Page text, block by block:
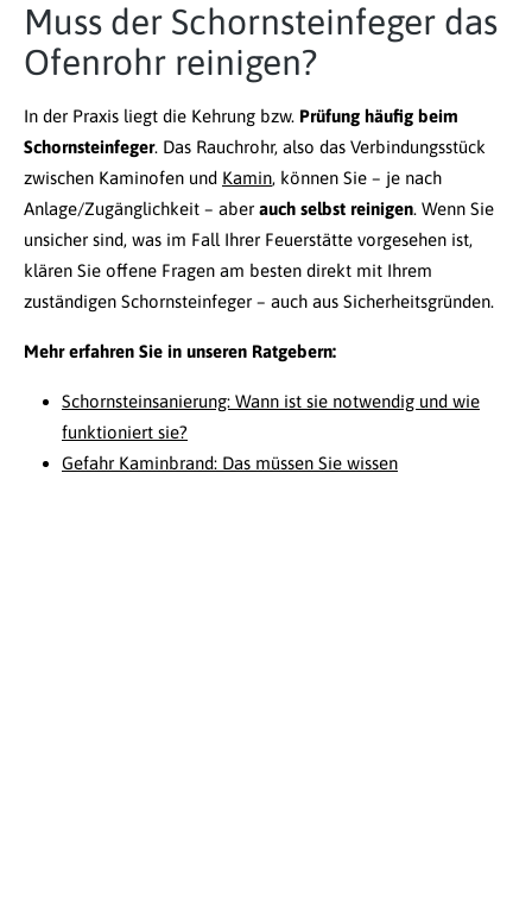
Muss der Schornsteinfeger das
Ofenrohr reinigen?
In der Praxis liegt die Kehrung bzw. Prüfung häufig beim
Schornsteinfeger. Das Rauchrohr, also das Verbindungsstück
zwischen Kaminofen und Kamin, können Sie – je nach
Anlage/Zugänglichkeit – aber auch selbst reinigen. Wenn Sie
unsicher sind, was im Fall Ihrer Feuerstätte vorgesehen ist,
klären Sie offene Fragen am besten direkt mit Ihrem
zuständigen Schornsteinfeger – auch aus Sicherheitsgründen.
Mehr erfahren Sie in unseren Ratgebern:
Schornsteinsanierung: Wann ist sie notwendig und wie
funktioniert sie?
Gefahr Kaminbrand: Das müssen Sie wissen